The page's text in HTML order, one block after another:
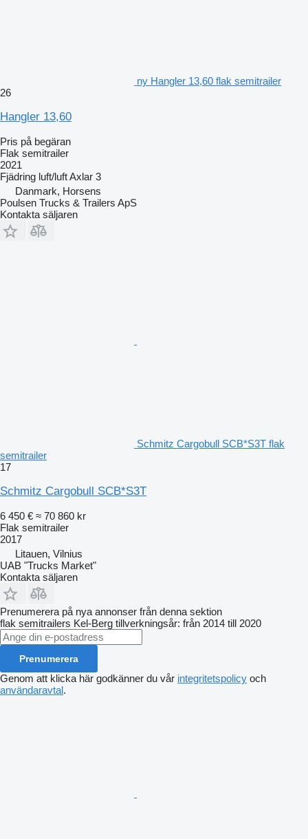
ny Hangler 13,60 flak semitrailer
26
Hangler 13,60
Pris på begäran
Flak semitrailer
2021
Fjädring luft/luftAxlar 3
Danmark, Horsens
Poulsen Trucks & Trailers ApS
Kontakta säljaren
Schmitz Cargobull SCB*S3T flak
semitrailer
17
Schmitz Cargobull SCB*S3T
6 450 € ≈ 70 860 kr
Flak semitrailer
2017
Litauen, Vilnius
UAB "Trucks Market"
Kontakta säljaren
Prenumerera på nya annonser från denna sektion
flak semitrailers Kel-Berg tillverkningsår: från 2014 till 2020
Prenumerera
Genom att klicka här godkänner du vår integritetspolicy och
användaravtal.